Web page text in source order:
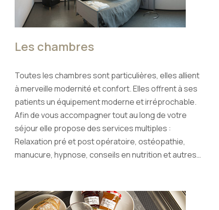
Les chambres
Toutes les chambres sont particulières, elles allient
à merveille modernité et confort. Elles offrent à ses
patients un équipement moderne et irréprochable.
Afin de vous accompagner tout au long de votre
séjour elle propose des services multiples :
Relaxation pré et post opératoire, ostéopathie,
manucure, hypnose, conseils en nutrition et autres…